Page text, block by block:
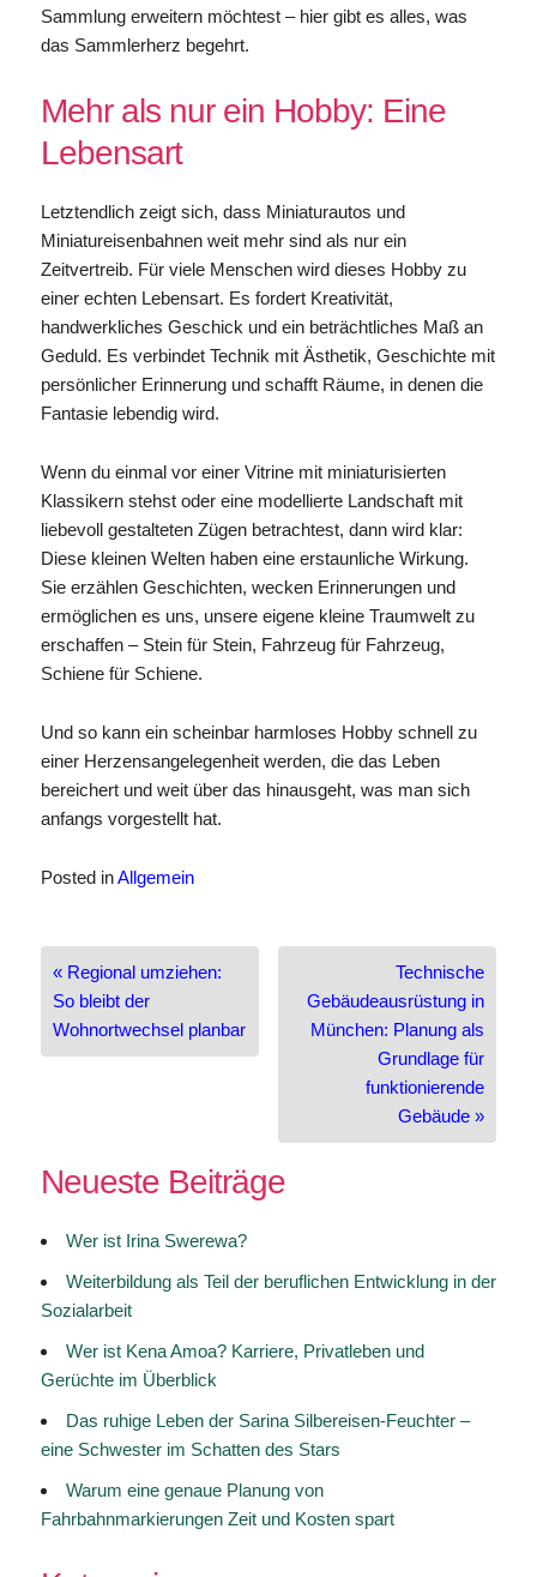
Sammlung erweitern möchtest – hier gibt es alles, was
das Sammlerherz begehrt.
Mehr als nur ein Hobby: Eine
Lebensart
Letztendlich zeigt sich, dass Miniaturautos und
Miniatureisenbahnen weit mehr sind als nur ein
Zeitvertreib. Für viele Menschen wird dieses Hobby zu
einer echten Lebensart. Es fordert Kreativität,
handwerkliches Geschick und ein beträchtliches Maß an
Geduld. Es verbindet Technik mit Ästhetik, Geschichte mit
persönlicher Erinnerung und schafft Räume, in denen die
Fantasie lebendig wird.
Wenn du einmal vor einer Vitrine mit miniaturisierten
Klassikern stehst oder eine modellierte Landschaft mit
liebevoll gestalteten Zügen betrachtest, dann wird klar:
Diese kleinen Welten haben eine erstaunliche Wirkung.
Sie erzählen Geschichten, wecken Erinnerungen und
ermöglichen es uns, unsere eigene kleine Traumwelt zu
erschaffen – Stein für Stein, Fahrzeug für Fahrzeug,
Schiene für Schiene.
Und so kann ein scheinbar harmloses Hobby schnell zu
einer Herzensangelegenheit werden, die das Leben
bereichert und weit über das hinausgeht, was man sich
anfangs vorgestellt hat.
Posted inAllgemein
Beitragsnavigation
« Regional umziehen:
So bleibt der
Wohnortwechsel planbar
Technische
Gebäudeausrüstung in
München: Planung als
Grundlage für
funktionierende
Gebäude »
Neueste Beiträge
Wer ist Irina Swerewa?
Weiterbildung als Teil der beruflichen Entwicklung in der
Sozialarbeit
Wer ist Kena Amoa? Karriere, Privatleben und
Gerüchte im Überblick
Das ruhige Leben der Sarina Silbereisen-Feuchter –
eine Schwester im Schatten des Stars
Warum eine genaue Planung von
Fahrbahnmarkierungen Zeit und Kosten spart